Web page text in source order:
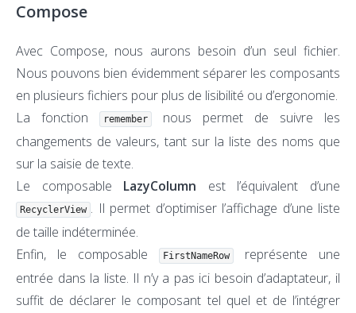
Compose
Avec Compose, nous aurons besoin d’un seul fichier.
Nous pouvons bien évidemment séparer les composants
en plusieurs fichiers pour plus de lisibilité ou d’ergonomie.
La fonction
remember
nous permet de suivre les
changements de valeurs, tant sur la liste des noms que
sur la saisie de texte.
Le composable LazyColumn est l’équivalent d’une
RecyclerView . Il permet d’optimiser l’affichage d’une liste
de taille indéterminée.
Enfin, le composable
FirstNameRow
représente une
entrée dans la liste. Il n’y a pas ici besoin d’adaptateur, il
suffit de déclarer le composant tel quel et de l’intégrer